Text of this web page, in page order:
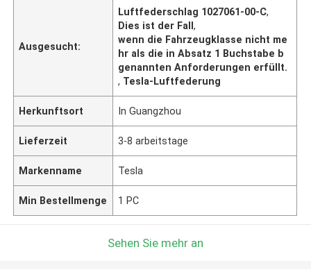
Ausgesucht:
Luftfederschlag 1027061-00-C,
Dies ist der Fall,
wenn die Fahrzeugklasse nicht me
hr als die in Absatz 1 Buchstabe b
genannten Anforderungen erfüllt.
, Tesla-Luftfederung
Herkunftsort In Guangzhou
Lieferzeit 3-8 arbeitstage
Markenname Tesla
Min Bestellmenge 1 PC
Sehen Sie mehr an